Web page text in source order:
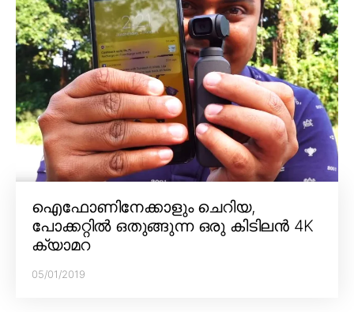
ഐഫോണിനേക്കാളും ചെറിയ,
പോക്കറ്റിൽ ഒതുങ്ങുന്ന ഒരു കിടിലൻ 4K
ക്യാമറ
05/01/2019